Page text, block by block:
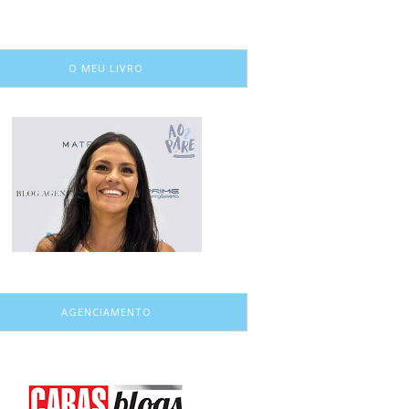
O MEU LIVRO
AGENCIAMENTO